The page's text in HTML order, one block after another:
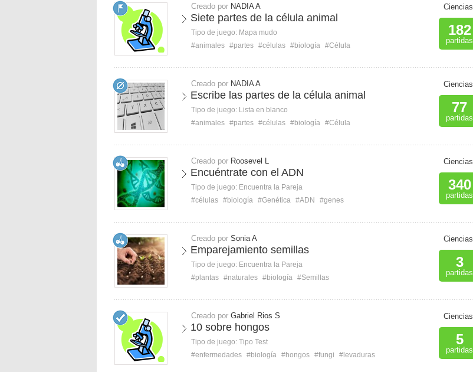
Creado por NADIA A
Siete partes de la célula animal
Tipo de juego: Mapa mudo
#animales #partes #células #biología #Célula
Ciencias
182
partidas
Creado por NADIA A
Escribe las partes de la célula animal
Tipo de juego: Lista en blanco
#animales #partes #células #biología #Célula
Ciencias
77
partidas
Creado por Roosevel L
Encuéntrate con el ADN
Tipo de juego: Encuentra la Pareja
#células #biología #Genética #ADN #genes
Ciencias
340
partidas
Creado por Sonia A
Emparejamiento semillas
Tipo de juego: Encuentra la Pareja
#plantas #naturales #biología #Semillas
Ciencias
3
partidas
Creado por Gabriel Rios S
10 sobre hongos
Tipo de juego: Tipo Test
#enfermedades #biología #hongos #fungi #levaduras
Ciencias
5
partidas